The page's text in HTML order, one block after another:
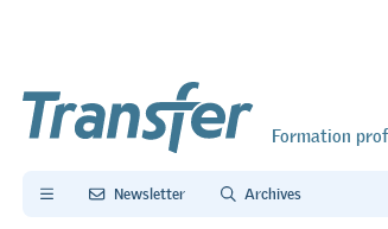
Formation
Newsletter Archives